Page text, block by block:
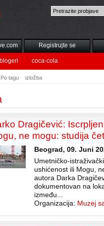
Registrujte se
blogeri coca-cola
Po tagu izložba
Dragičević:
ne mogu: studija
Beograd, 09. Juni
Umetničko-
ushićenost ili Mogu,
autora Darka
dokumentovan na
između...
Organizacija: Muzej